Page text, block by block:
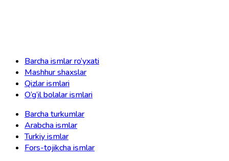
Barcha ismlar ro‘yxati
Mashhur shaxslar
Qizlar ismlari
O‘g‘il bolalar ismlari
Barcha turkumlar
Arabcha ismlar
Turkiy ismlar
Fors-tojikcha ismlar